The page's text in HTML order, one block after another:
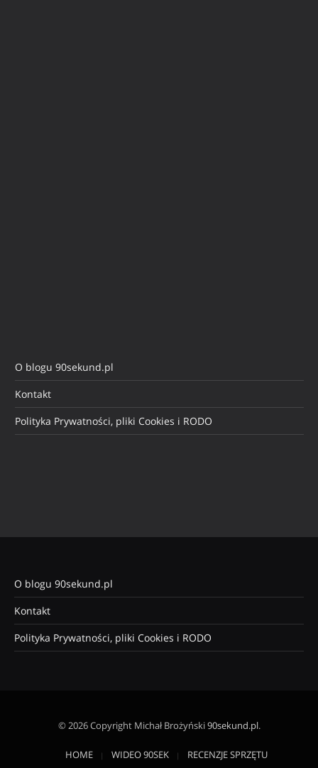
O blogu 90sekund.pl
Kontakt
Polityka Prywatności, pliki Cookies i RODO
O blogu 90sekund.pl
Kontakt
Polityka Prywatności, pliki Cookies i RODO
© 2026 Copyright Michał Brożyński90sekund.pl.
HOME WIDEO 90SEK
RECENZJE SPRZĘTU